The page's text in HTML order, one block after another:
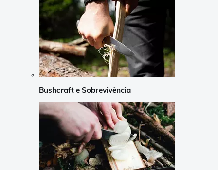
Bushcraft e Sobrevivência